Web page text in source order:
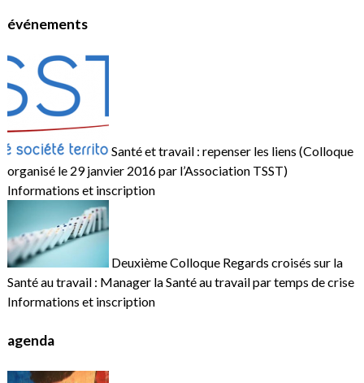
événements
Santé et travail : repenser les liens (Colloque
organisé le 29 janvier 2016 par l’Association TSST)
Informations et inscription
Deuxième Colloque Regards croisés sur la
Santé au travail : Manager la Santé au travail par temps de crise
Informations et inscription
agenda